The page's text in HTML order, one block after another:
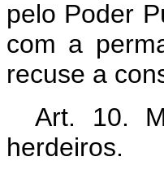
pelo Poder
com a
recuse a
Art. 10.
herdeiros.